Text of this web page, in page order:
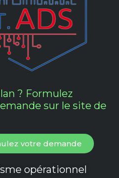
? Formulez
sur le site de
votre demande
opérationnel